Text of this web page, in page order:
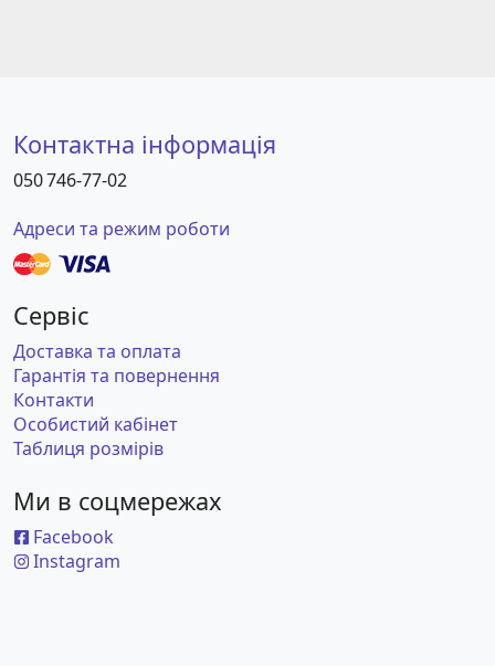
Контактна інформація
050 746-77-02
Адреси та режим роботи
Сервіс
Доставка та оплата
Гарантія та повернення
Контакти
Особистий кабінет
Таблиця розмірів
Ми в соцмережах
Facebook
Instagram